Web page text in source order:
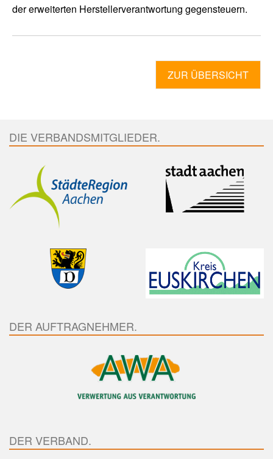
der erweiterten Herstellerverantwortung gegensteuern.
ZUR ÜBERSICHT
DIE VERBANDSMITGLIEDER.
DER AUFTRAGNEHMER.
DER VERBAND.